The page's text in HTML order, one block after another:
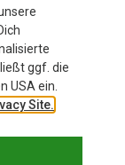
ggf. die
USA ein.
Site.